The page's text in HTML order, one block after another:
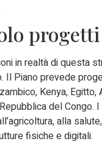
in realtà di questa
Il Piano prevede
Kenya, Egitto,
del Congo.
alla
fisiche e digitali.